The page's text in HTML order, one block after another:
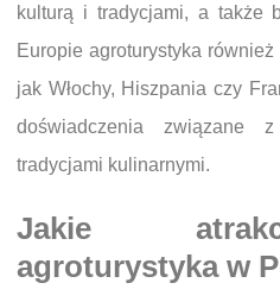
kulturą i tradycjami, a także
Europie agroturystyka
jak Włochy, Hiszpania czy
doświadczenia związane
tradycjami kulinarnymi.
Jakie
agroturystyka w